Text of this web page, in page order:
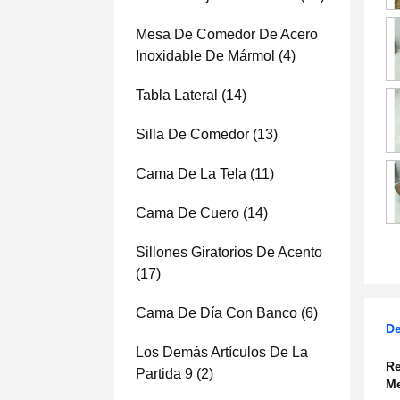
Mesa De Comedor De Acero
Inoxidable De Mármol (4)
Tabla Lateral (14)
Silla De Comedor (13)
Cama De La Tela (11)
Cama De Cuero (14)
Sillones Giratorios De Acento
(17)
Cama De Día Con Banco (6)
Los Demás Artículos De La
Partida 9 (2)